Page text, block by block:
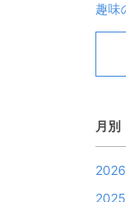
趣味
月別
2026
2025